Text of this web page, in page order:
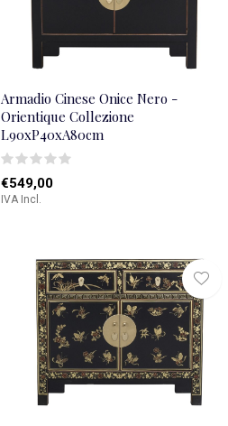
Armadio Cinese Onice Nero -
Orientique Collezione
L90xP40xA80cm
€549,00
IVA Incl.